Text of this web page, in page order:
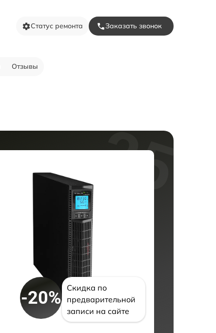
Статус ремонта Заказать звонок
Отзывы
-20%
Скидка по
предварительной
записи на сайте